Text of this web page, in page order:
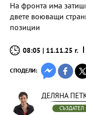
На фронта има
двете воюващи
позиции
08:05 | 11.11.25 г.
СПОДЕЛИ:
ДЕЛЯНА
СЪЗДАТЕЛ